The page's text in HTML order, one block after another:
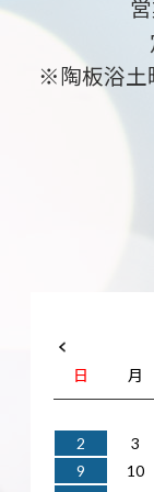
※陶板浴土
日
月
2
3
9
10